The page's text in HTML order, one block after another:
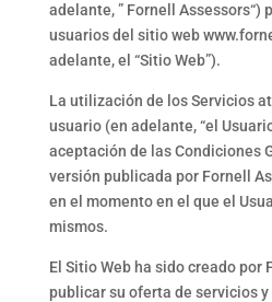
adelante, ” Fornell Assessors“)
usuarios del sitio web
adelante, el “Sitio Web”).
La utilización de los Servicios
usuario (en adelante, “el
aceptación de las Condiciones
versión publicada por Fornell
en el momento en el que el
mismos.
El Sitio Web ha sido creado por
publicar su oferta de servicios